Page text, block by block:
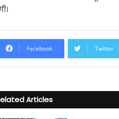
Facebook Twitter
Articles